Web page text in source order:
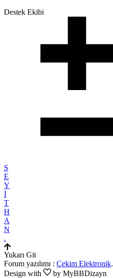
Destek Ekibi
S
E
Y
İ
T
H
A
N
.
Yukarı Git
Forum yazılımı : Çekim Elektronik.
Design with
by MyBBDizayn